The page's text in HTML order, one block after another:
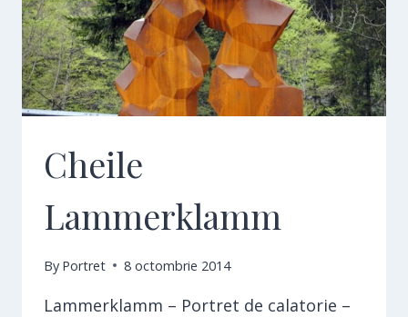
Cheile
Lammerklamm
By Portret 8 octombrie 2014
Lammerklamm – Portret de calatorie –